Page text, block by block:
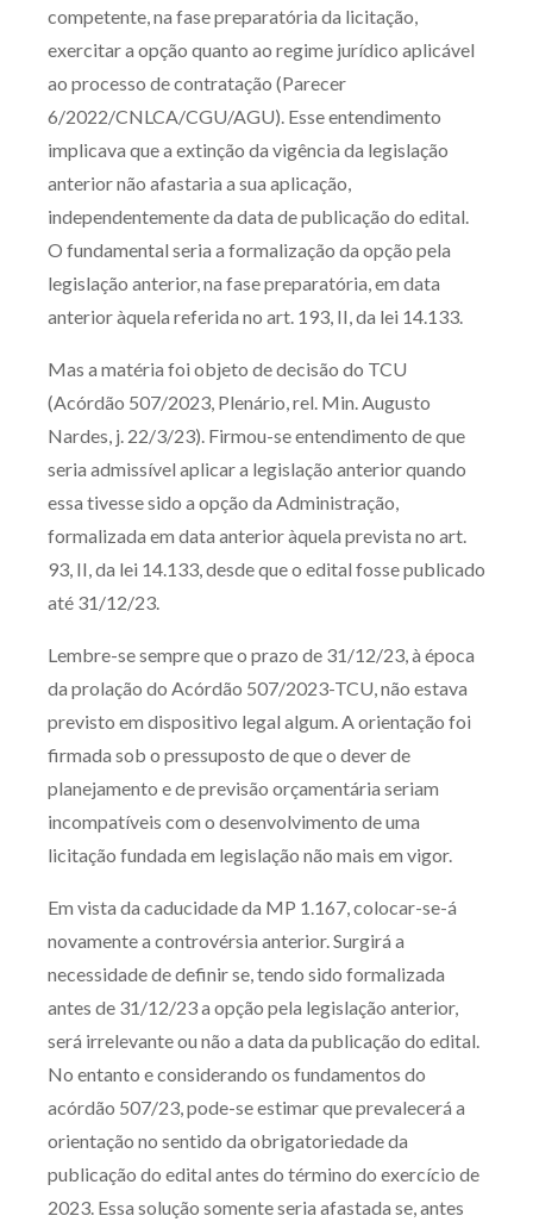
competente, na fase preparatória da licitação,
exercitar a opção quanto ao regime jurídico aplicável
ao processo de contratação (Parecer
6/2022/CNLCA/CGU/AGU). Esse entendimento
implicava que a extinção da vigência da legislação
anterior não afastaria a sua aplicação,
independentemente da data de publicação do edital.
O fundamental seria a formalização da opção pela
legislação anterior, na fase preparatória, em data
anterior àquela referida no art. 193, II, da lei 14.133.
Mas a matéria foi objeto de decisão do TCU
(Acórdão 507/2023, Plenário, rel. Min. Augusto
Nardes, j. 22/3/23). Firmou-se entendimento de que
seria admissível aplicar a legislação anterior quando
essa tivesse sido a opção da Administração,
formalizada em data anterior àquela prevista no art.
93, II, da lei 14.133, desde que o edital fosse publicado
até 31/12/23.
Lembre-se sempre que o prazo de 31/12/23, à época
da prolação do Acórdão 507/2023-TCU, não estava
previsto em dispositivo legal algum. A orientação foi
firmada sob o pressuposto de que o dever de
planejamento e de previsão orçamentária seriam
incompatíveis com o desenvolvimento de uma
licitação fundada em legislação não mais em vigor.
Em vista da caducidade da MP 1.167, colocar-se-á
novamente a controvérsia anterior. Surgirá a
necessidade de definir se, tendo sido formalizada
antes de 31/12/23 a opção pela legislação anterior,
será irrelevante ou não a data da publicação do edital.
No entanto e considerando os fundamentos do
acórdão 507/23, pode-se estimar que prevalecerá a
orientação no sentido da obrigatoriedade da
publicação do edital antes do término do exercício de
2023. Essa solução somente seria afastada se, antes